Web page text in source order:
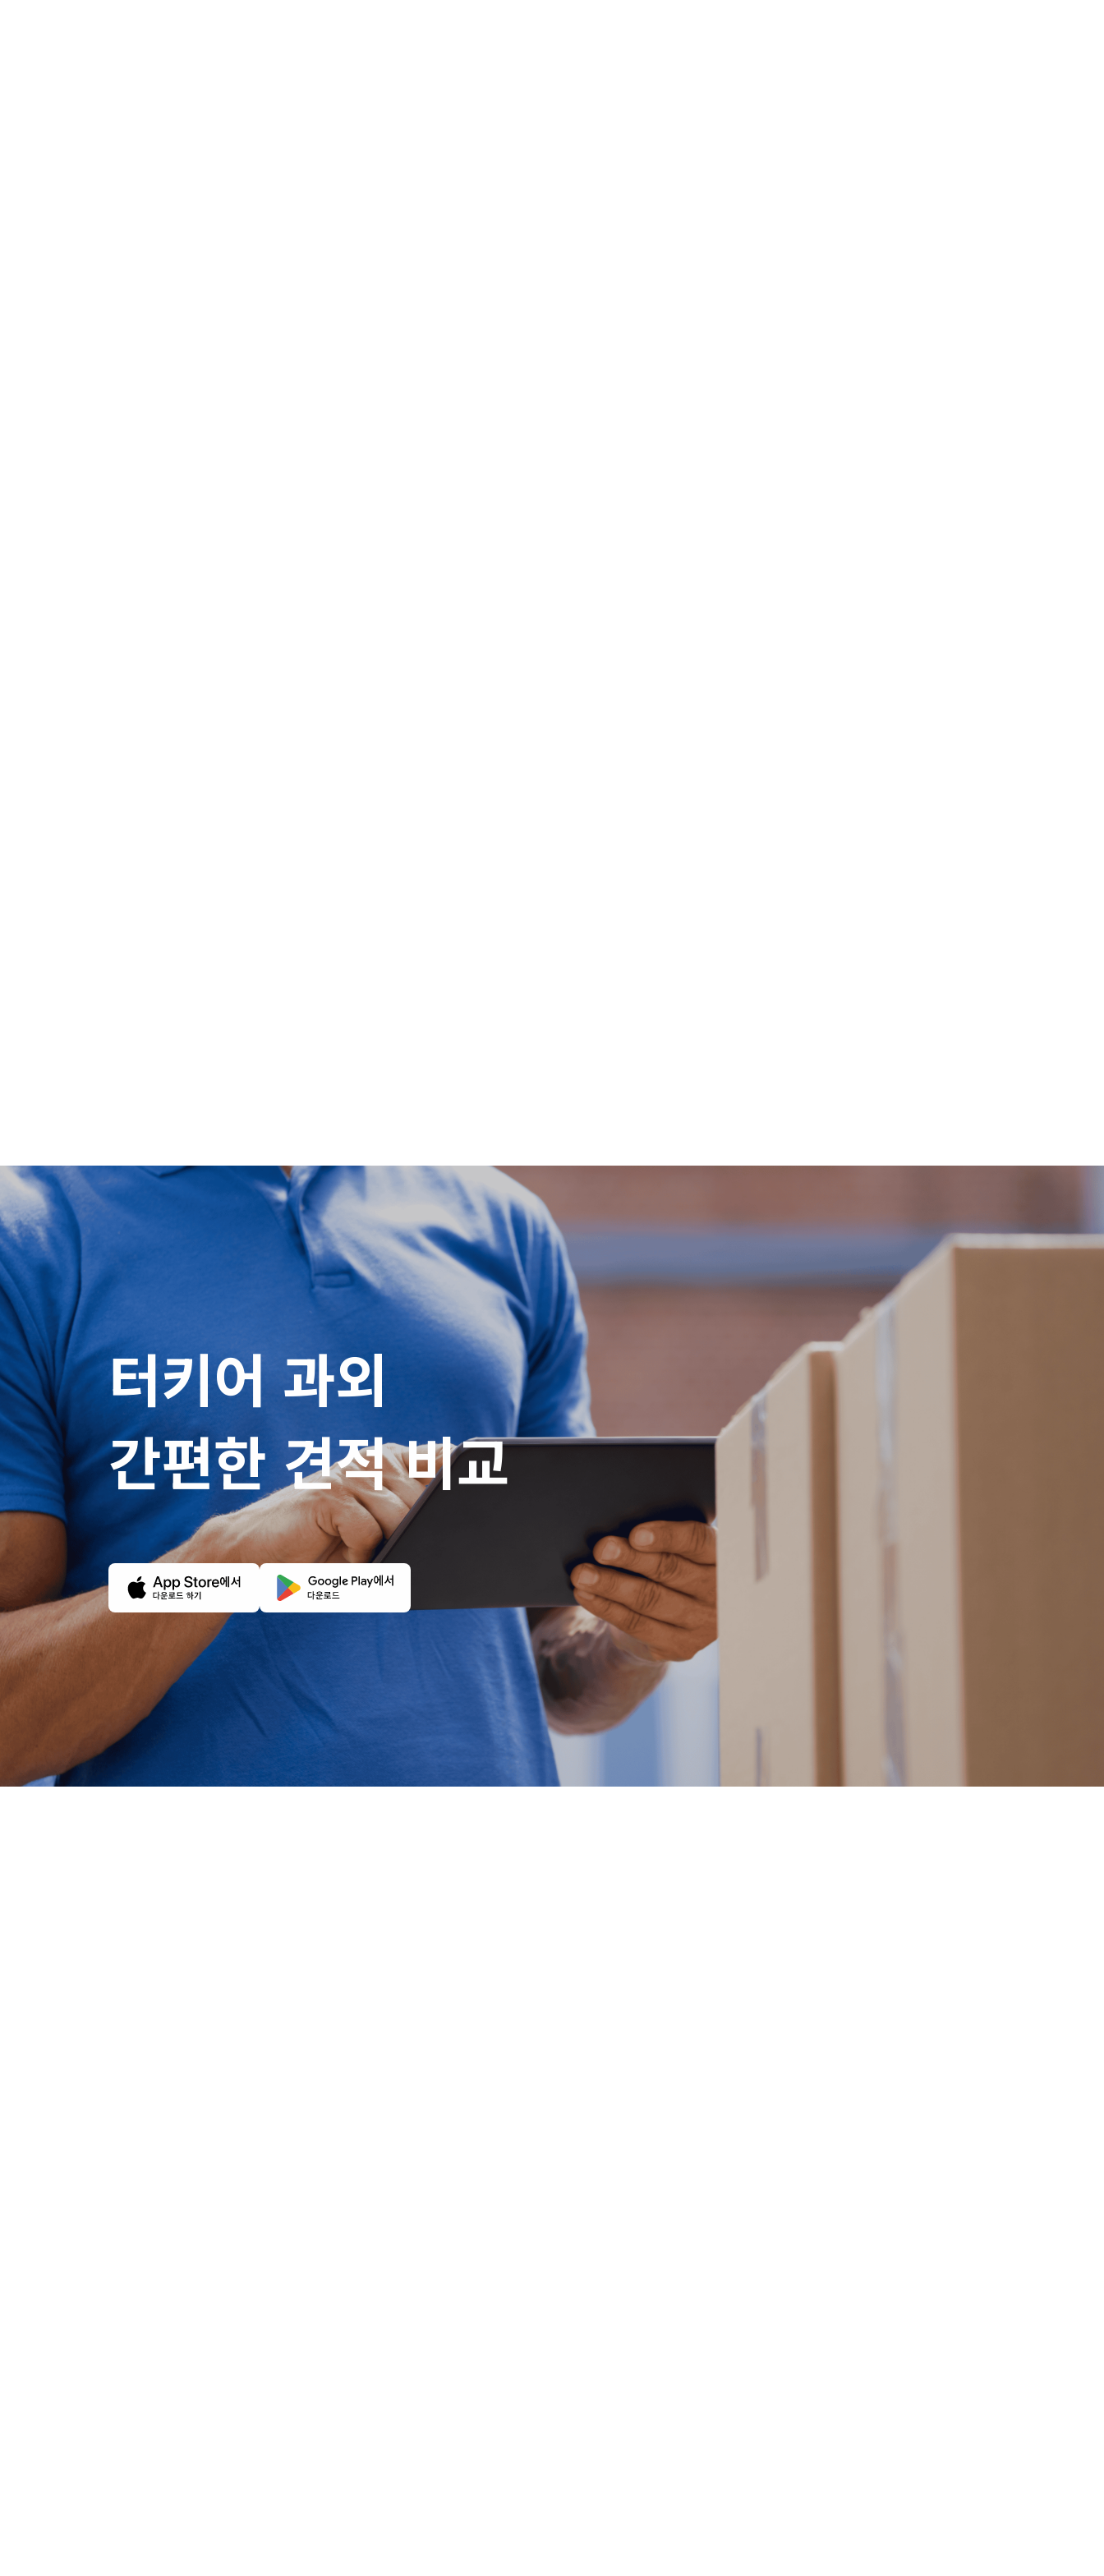
터키어 과외
간편한 견적 비교